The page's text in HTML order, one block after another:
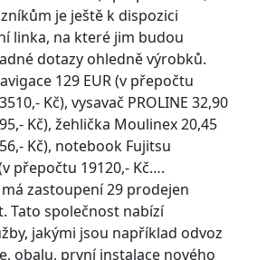
je ještě k dispozici
linka, na které jim budou
dotazy ohledně výrobků.
129 EUR (v přepočtu
Kč), vysavač PROLINE 32,90
Kč), žehlička Moulinex 20,45
Kč), notebook Fujitsu
přepočtu 19120,- Kč….
zastoupení 29 prodejen
Tato společnost nabízí
jakými jsou například odvoz
obalu, první instalace nového